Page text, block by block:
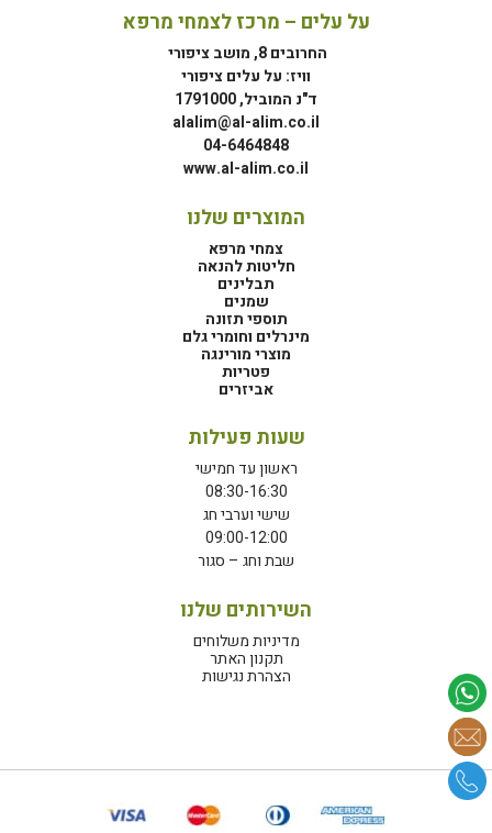
על עלים – מרכז לצמחי מרפא
החרובים 8, מושב ציפורי
וויז: על עלים ציפורי
ד"נ המוביל, 1791000
alalim@al-alim.co.il
04-6464848
www.al-alim.co.il
המוצרים שלנו
צמחי מרפא
חליטות להנאה
תבלינים
שמנים
תוספי תזונה
מינרלים וחומרי גלם
מוצרי מורינגה
פטריות
אביזרים
שעות פעילות
ראשון עד חמישי
08:30-16:30
שישי וערבי חג
09:00-12:00
שבת וחג – סגור
השירותים שלנו
מדיניות משלוחים
תקנון האתר
הצהרת נגישות